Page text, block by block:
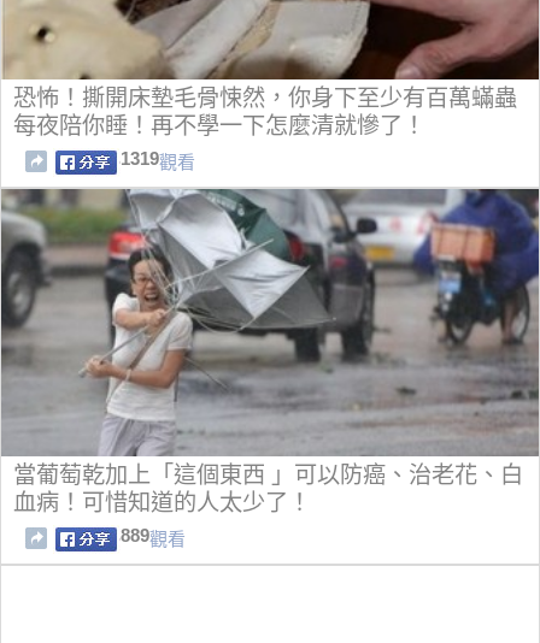
恐怖！撕開床墊毛骨悚然，你身下至少有百萬蟎蟲
每夜陪你睡！再不學一下怎麼清就慘了！
1319觀看
當葡萄乾加上「這個東西 」可以防癌、治老花、白
血病！可惜知道的人太少了！
889觀看